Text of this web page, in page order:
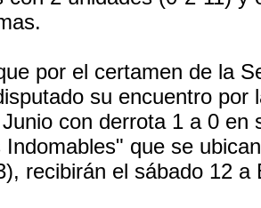
por el certamen de la
su encuentro por
con derrota 1 a 0 en
que se
recibirán el sábado 12 a